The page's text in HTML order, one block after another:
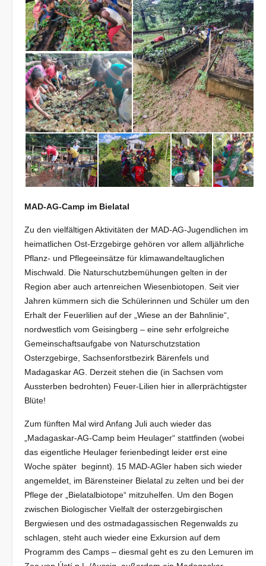
MAD-AG-Camp im Bielatal
Zu den vielfältigen Aktivitäten der MAD-AG-Jugendlichen im
heimatlichen Ost-Erzgebirge gehören vor allem alljährliche
Pflanz- und Pflegeeinsätze für klimawandeltauglichen
Mischwald. Die Naturschutzbemühungen gelten in der
Region aber auch artenreichen Wiesenbiotopen. Seit vier
Jahren kümmern sich die Schülerinnen und Schüler um den
Erhalt der Feuerlilien auf der „Wiese an der Bahnlinie“,
nordwestlich vom Geisingberg – eine sehr erfolgreiche
Gemeinschaftsaufgabe von Naturschutzstation
Osterzgebirge, Sachsenforstbezirk Bärenfels und
Madagaskar AG. Derzeit stehen die (in Sachsen vom
Aussterben bedrohten) Feuer-Lilien hier in allerprächtigster
Blüte!
Zum fünften Mal wird Anfang Juli auch wieder das
„Madagaskar-AG-Camp beim Heulager“ stattfinden (wobei
das eigentliche Heulager ferienbedingt leider erst eine
Woche später beginnt). 15 MAD-AGler haben sich wieder
angemeldet, im Bärensteiner Bielatal zu zelten und bei der
Pflege der „Bielatalbiotope“ mitzuhelfen. Um den Bogen
zwischen Biologischer Vielfalt der osterzgebirgischen
Bergwiesen und des ostmadagassischen Regenwalds zu
schlagen, steht auch wieder eine Exkursion auf dem
Programm des Camps – diesmal geht es zu den Lemuren im